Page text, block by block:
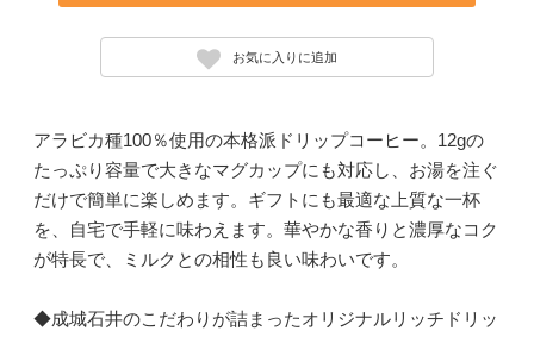
お気に入りに追加
アラビカ種100％使用の本格派ドリップコーヒー。12gの
たっぷり容量で大きなマグカップにも対応し、お湯を注ぐ
だけで簡単に楽しめます。ギフトにも最適な上質な一杯
を、自宅で手軽に味わえます。華やかな香りと濃厚なコク
が特長で、ミルクとの相性も良い味わいです。
◆成城石井のこだわりが詰まったオリジナルリッチドリッ